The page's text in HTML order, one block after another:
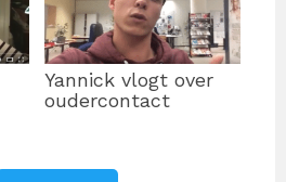
Yannick vlogt over
oudercontact